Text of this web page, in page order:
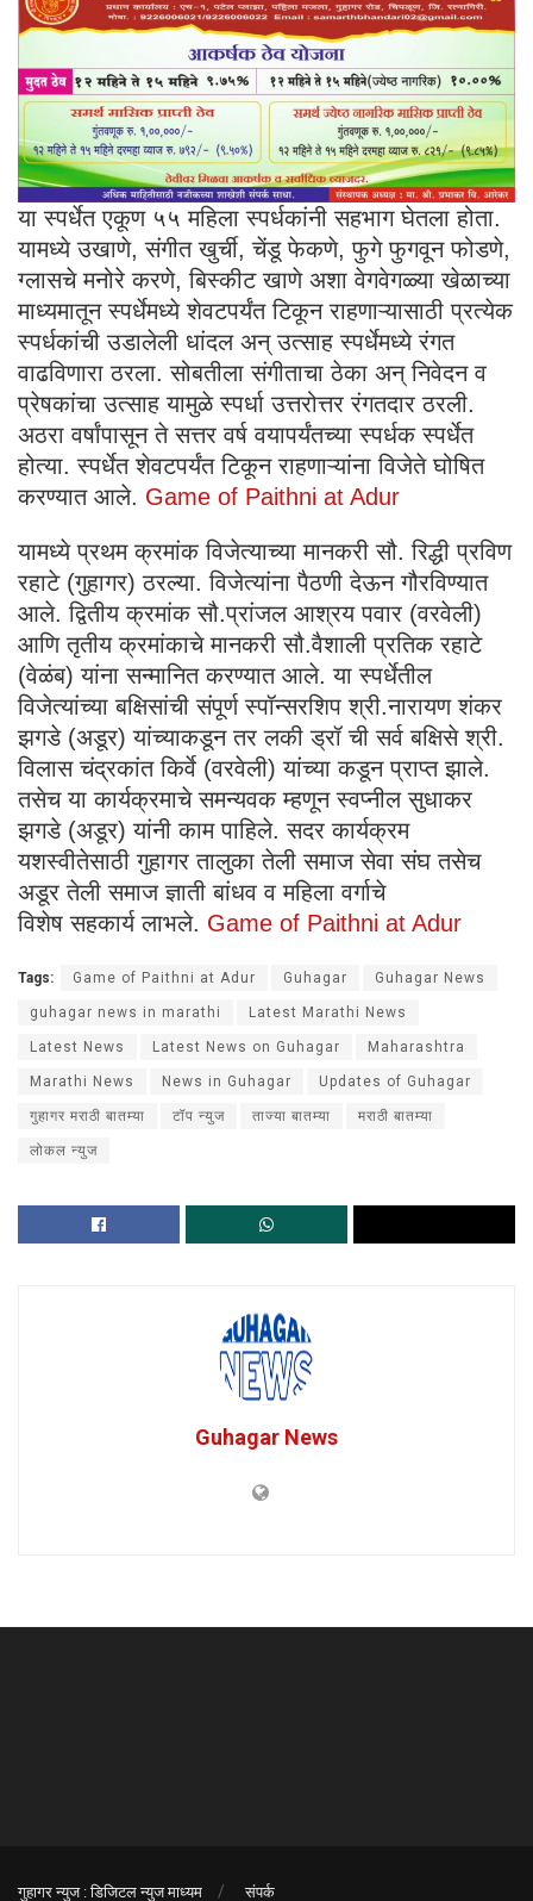
या स्पर्धेत एकूण ५५ महिला स्पर्धकांनी सहभाग घेतला होता.
यामध्ये उखाणे, संगीत खुर्ची, चेंडू फेकणे, फुगे फुगवून फोडणे,
ग्लासचे मनोरे करणे, बिस्कीट खाणे अशा वेगवेगळ्या खेळाच्या
माध्यमातून स्पर्धेमध्ये शेवटपर्यंत टिकून राहणाऱ्यासाठी प्रत्येक
स्पर्धकांची उडालेली धांदल अन् उत्साह स्पर्धेमध्ये रंगत
वाढविणारा ठरला. सोबतीला संगीताचा ठेका अन् निवेदन व
प्रेषकांचा उत्साह यामुळे स्पर्धा उत्तरोत्तर रंगतदार ठरली.
अठरा वर्षांपासून ते सत्तर वर्ष वयापर्यंतच्या स्पर्धक स्पर्धेत
होत्या. स्पर्धेत शेवटपर्यंत टिकून राहणाऱ्यांना विजेते घोषित
करण्यात आले. Game of Paithni at Adur
यामध्ये प्रथम क्रमांक विजेत्याच्या मानकरी सौ. रिद्धी प्रविण
रहाटे (गुहागर) ठरल्या. विजेत्यांना पैठणी देऊन गौरविण्यात
आले. द्वितीय क्रमांक सौ.प्रांजल आश्रय पवार (वरवेली)
आणि तृतीय क्रमांकाचे मानकरी सौ.वैशाली प्रतिक रहाटे
(वेळंब) यांना सन्मानित करण्यात आले. या स्पर्धेतील
विजेत्यांच्या बक्षिसांची संपूर्ण स्पॉन्सरशिप श्री.नारायण शंकर
झगडे (अडूर) यांच्याकडून तर लकी ड्रॉ ची सर्व बक्षिसे श्री.
विलास चंद्रकांत किर्वे (वरवेली) यांच्या कडून प्राप्त झाले.
तसेच या कार्यक्रमाचे समन्यवक म्हणून स्वप्नील सुधाकर
झगडे (अडूर) यांनी काम पाहिले. सदर कार्यक्रम
यशस्वीतेसाठी गुहागर तालुका तेली समाज सेवा संघ तसेच
अडूर तेली समाज ज्ञाती बांधव व महिला वर्गाचे
विशेष सहकार्य लाभले. Game of Paithni at Adur
Tags: Game of Paithni at Adur Guhagar Guhagar News
guhagar news in marathi Latest Marathi News
Latest News Latest News on Guhagar Maharashtra
Marathi News News in Guhagar Updates of Guhagar
गुहागर मराठी बातम्या टॉप न्युज ताज्या बातम्या मराठी बातम्या
लोकल न्युज
Guhagar News
गुहागर न्युज : डिजिटल न्युज माध्यम संपर्क